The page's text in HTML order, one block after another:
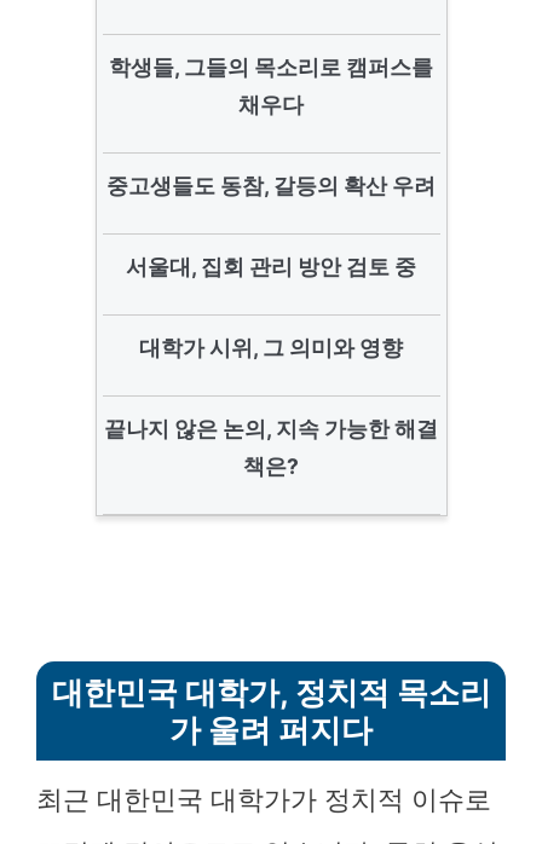
학생들, 그들의 목소리로 캠퍼스를
채우다
중고생들도 동참, 갈등의 확산 우려
서울대, 집회 관리 방안 검토 중
대학가 시위, 그 의미와 영향
끝나지 않은 논의, 지속 가능한 해결
책은?
대한민국 대학가, 정치적 목소리
가 울려 퍼지다
최근 대한민국 대학가가 정치적 이슈로